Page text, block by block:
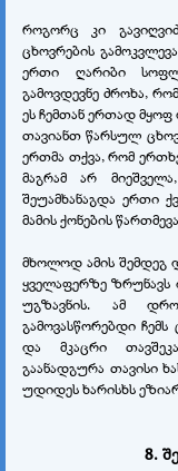
როგორც კი
ცხოვრების
ერთი ღარიბი
გამოვდევნე ძროხა,
ეს ჩემთან ერთად მყოფ
თავიანთ წარსულ
ერთმა თქვა, რომ
მაგრამ არ
შეუამხანაგდა ერთი
მამის ქონების
მხოლოდ ამის შემდეგ
ყველაფერზე ზრუნავს
უგზავნის. ამ
გამოვასწორებდი
და მკაცრი
გაანადგურა თავისი
უდიდეს ხარისხს
8.